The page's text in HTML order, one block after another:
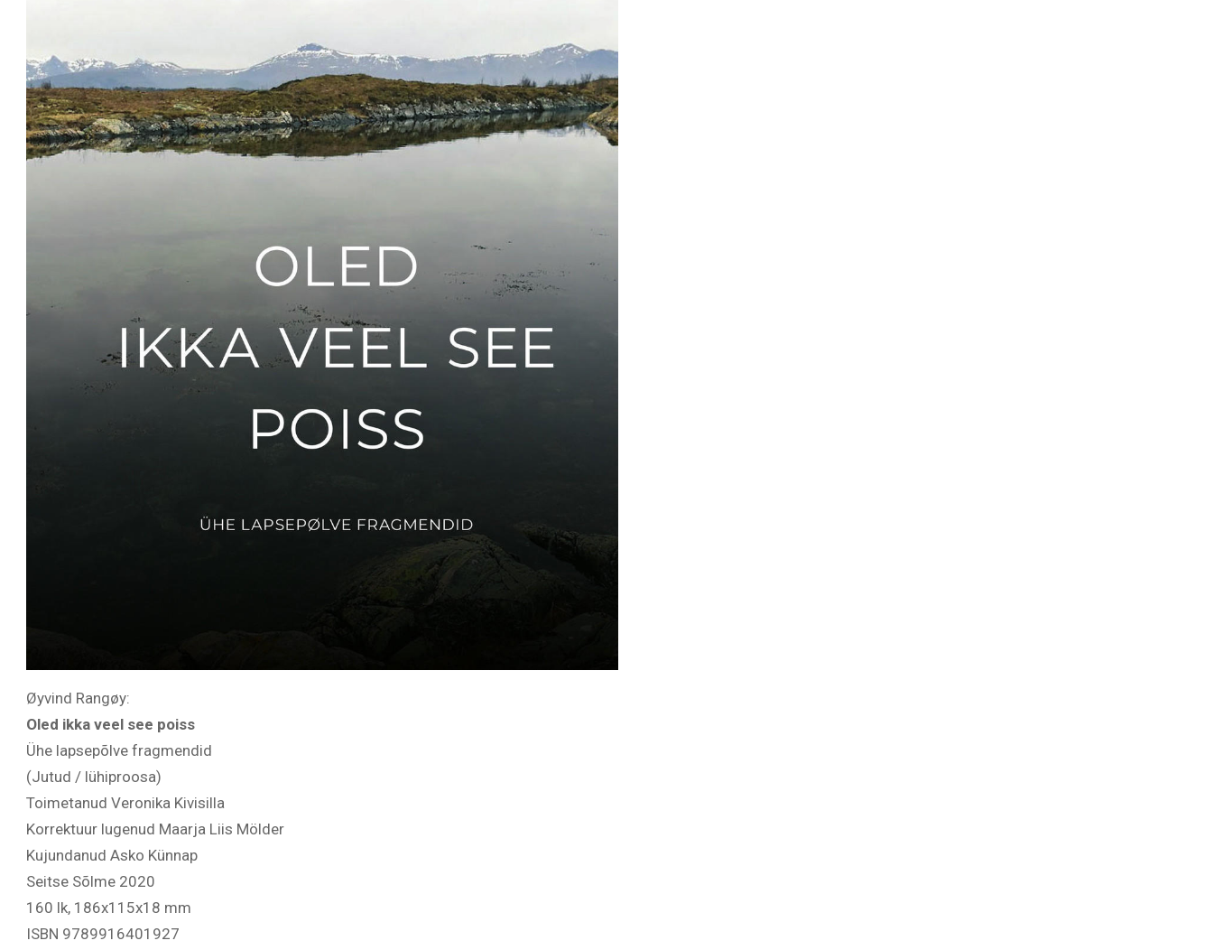
Øyvind Rangøy:
Oled ikka veel see poiss
Ühe lapsepõlve fragmendid
(Jutud / lühiproosa)
Toimetanud Veronika Kivisilla
Korrektuur lugenud Maarja Liis Mölder
Kujundanud Asko Künnap
Seitse Sõlme 2020
160 lk, 186x115x18 mm
ISBN 9789916401927